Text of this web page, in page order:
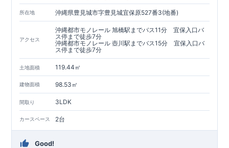
所在地 沖縄県豊見城市字豊見城宜保原527番3(地番)
アクセス
沖縄都市モノレール 旭橋駅までバス11分 宜保入口バ
ス停まで徒歩7分
沖縄都市モノレール 壺川駅までバス15分 宜保入口バ
ス停まで徒歩7分
土地面積 119.44㎡
建物面積 98.53㎡
間取り 3LDK
カースペース 2台
Good!